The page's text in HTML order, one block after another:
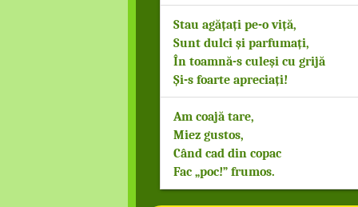
Stau agățați pe-o viță,
Sunt dulci și parfumați,
În toamnă-s culeși cu grijă
Și-s foarte apreciați!
Am coajă tare,
Miez gustos,
Când cad din copac
Fac „poc!” frumos.